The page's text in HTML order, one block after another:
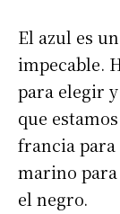
El azul es
impecable.
para elegir
que
francia para
marino
el negro.